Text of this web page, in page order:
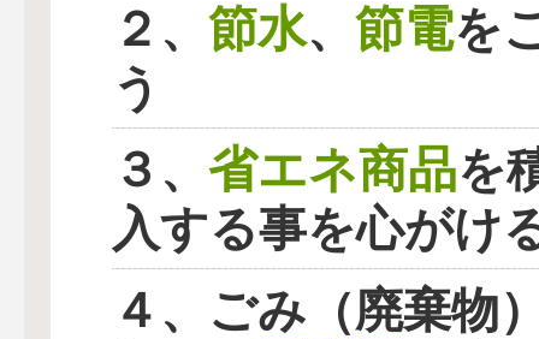
２、 節水、 節電を
う
３、 省エネ商品を
入する事を心がけ
４、ごみ（廃棄物